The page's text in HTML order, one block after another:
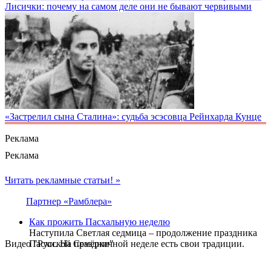
Лисички: почему на самом деле они не бывают червивыми
«Застрелил сына Сталина»: судьба эсэсовца Рейнхарда Кунце
Реклама
Реклама
Видео "Русской Семёрки"
Читать рекламные статьи! »
Партнер «Рамблера»
Как прожить Пасхальную неделю
Наступила Светлая седмица – продолжение праздника
Пасхи. На праздничной неделе есть свои традиции.